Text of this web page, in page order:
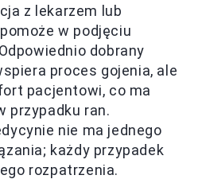
z lekarzem lub
w podjęciu
dobrany
proces gojenia, ale
pacjentowi, co ma
przypadku ran.
nie ma jednego
każdy przypadek
rozpatrzenia.